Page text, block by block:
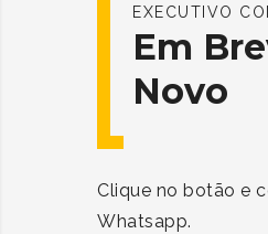
EXECUTIVO
Em
Novo
Clique no botão e
Whatsapp.